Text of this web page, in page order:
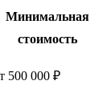
Минимальная
стоимость
500 000 ₽